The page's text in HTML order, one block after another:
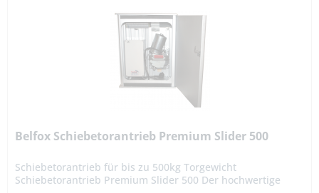
Belfox Schiebetorantrieb Premium Slider 500
Schiebetorantrieb für bis zu 500kg Torgewicht
Schiebetorantrieb Premium Slider 500 Der hochwertige